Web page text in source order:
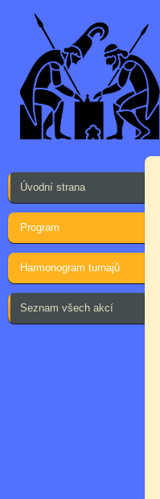
Úvodní strana
Program
Harmonogram turnajů
Seznam všech akcí